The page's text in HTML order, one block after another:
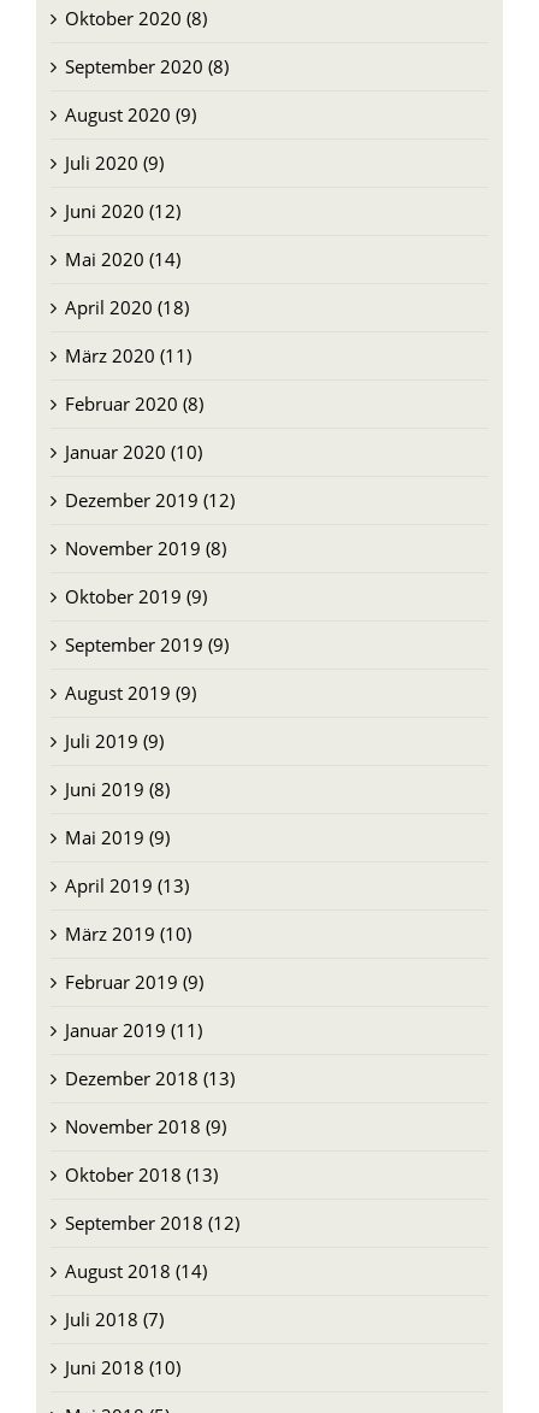
Oktober 2020 (8)
September 2020 (8)
August 2020 (9)
Juli 2020 (9)
Juni 2020 (12)
Mai 2020 (14)
April 2020 (18)
März 2020 (11)
Februar 2020 (8)
Januar 2020 (10)
Dezember 2019 (12)
November 2019 (8)
Oktober 2019 (9)
September 2019 (9)
August 2019 (9)
Juli 2019 (9)
Juni 2019 (8)
Mai 2019 (9)
April 2019 (13)
März 2019 (10)
Februar 2019 (9)
Januar 2019 (11)
Dezember 2018 (13)
November 2018 (9)
Oktober 2018 (13)
September 2018 (12)
August 2018 (14)
Juli 2018 (7)
Juni 2018 (10)